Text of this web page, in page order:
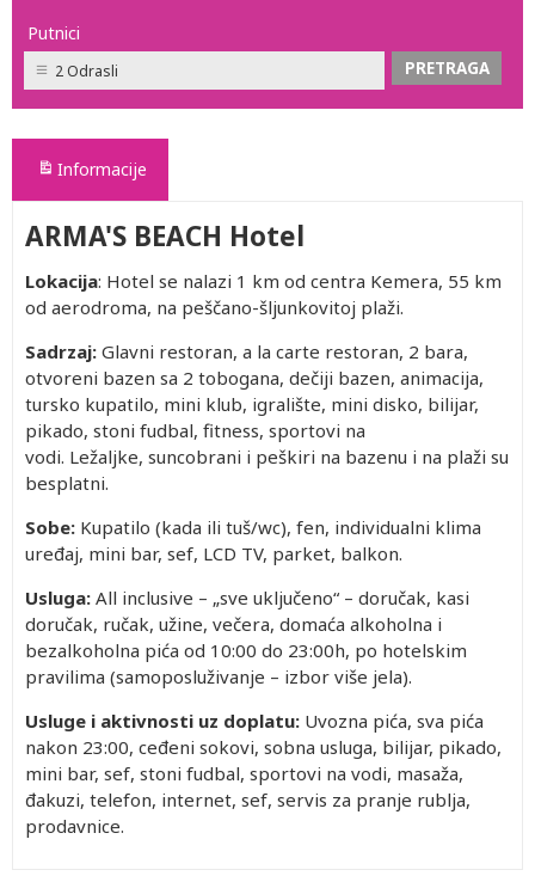
Putnici
2 Odrasli
Informacije
ARMA'S BEACH Hotel
Lokacija: Hotel se nalazi 1 km od centra Kemera, 55 km
od aerodroma, na peščano-šljunkovitoj plaži.
Sadrzaj: Glavni restoran, a la carte restoran, 2 bara,
otvoreni bazen sa 2 tobogana, dečiji bazen, animacija,
tursko kupatilo, mini klub, igralište, mini disko, bilijar,
pikado, stoni fudbal, fitness, sportovi na
vodi. Ležaljke, suncobrani i peškiri na bazenu i na plaži su
besplatni.
Sobe: Kupatilo (kada ili tuš/wc), fen, individualni klima
uređaj, mini bar, sef, LCD TV, parket, balkon.
Usluga: All inclusive – „sve uključeno“ – doručak, kasi
doručak, ručak, užine, večera, domaća alkoholna i
bezalkoholna pića od 10:00 do 23:00h, po hotelskim
pravilima (samoposluživanje – izbor više jela).
Usluge i aktivnosti uz doplatu: Uvozna pića, sva pića
nakon 23:00, ceđeni sokovi, sobna usluga, bilijar, pikado,
mini bar, sef, stoni fudbal, sportovi na vodi, masaža,
đakuzi, telefon, internet, sef, servis za pranje rublja,
prodavnice.